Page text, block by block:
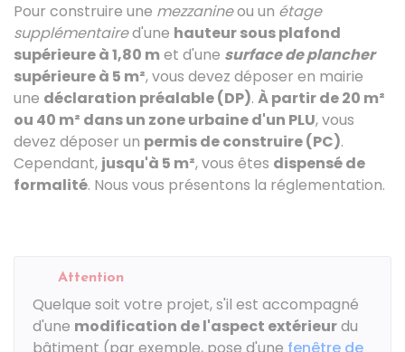
Pour construire une mezzanineou un étage
supplémentaired'une hauteur sous plafond
supérieure à 1,80 met d'une surface de plancher
supérieure à 5 m², vous devez déposer en mairie
une déclaration préalable (DP). À partir de 20 m²
ou 40 m² dans un zone urbaine d'un PLU, vous
devez déposer un permis de construire (PC).
Cependant, jusqu'à 5 m², vous êtes dispensé de
formalité. Nous vous présentons la réglementation.
Attention
Quelque soit votre projet, s'il est accompagné
d'une modification de l'aspect extérieurdu